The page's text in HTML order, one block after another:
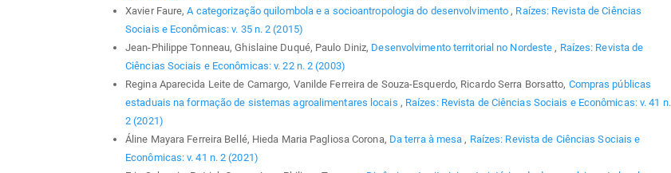
Xavier Faure,A categorização quilombola e a socioantropologia do desenvolvimento , Raízes: Revista de Ciências
Sociais e Econômicas: v. 35 n. 2 (2015)
Jean-Philippe Tonneau, Ghislaine Duqué, Paulo Diniz, Desenvolvimento territorial no Nordeste , Raízes: Revista de
Ciências Sociais e Econômicas: v. 22 n. 2 (2003)
Regina Aparecida Leite de Camargo, Vanilde Ferreira de Souza-Esquerdo, Ricardo Serra Borsatto, Compras públicas
estaduais na formação de sistemas agroalimentares locais , Raízes: Revista de Ciências Sociais e Econômicas: v. 41 n.
2 (2021)
Áline Mayara Ferreira Bellé, Hieda Maria Pagliosa Corona, Da terra à mesa , Raízes: Revista de Ciências Sociais e
Econômicas: v. 41 n. 2 (2021)